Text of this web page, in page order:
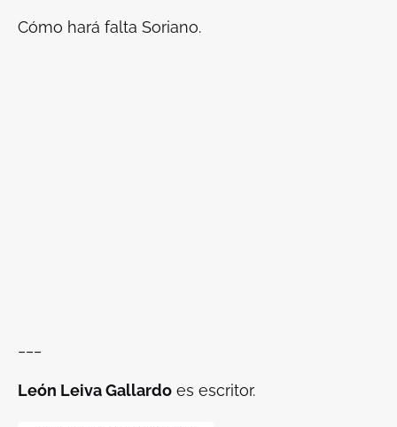
Cómo hará falta Soriano.
León Leiva Gallardo es escritor.